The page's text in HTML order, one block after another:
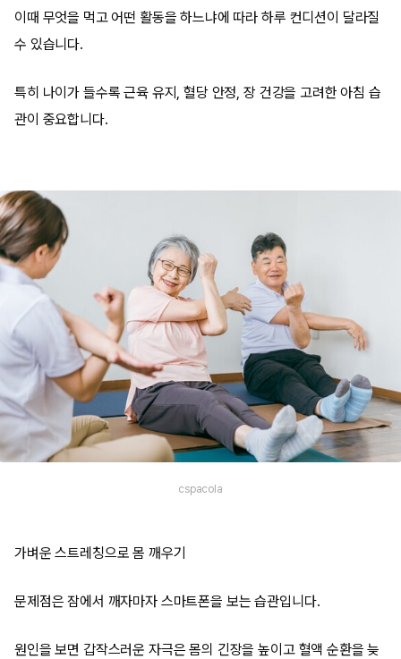
이때 무엇을 먹고 어떤 활동을 하느냐에 따라 하루 컨디션이 달라질
수 있습니다.
특히 나이가 들수록 근육 유지, 혈당 안정, 장 건강을 고려한 아침 습
관이 중요합니다.
cspacola
가벼운 스트레칭으로 몸 깨우기
문제점은 잠에서 깨자마자 스마트폰을 보는 습관입니다.
원인을 보면 갑작스러운 자극은 몸의 긴장을 높이고 혈액 순환을 늦